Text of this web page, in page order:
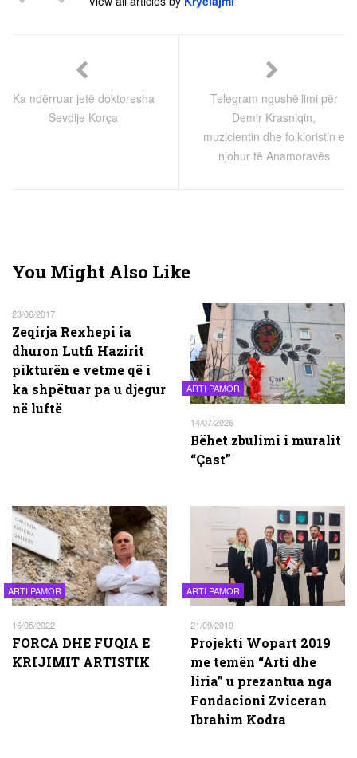
Ka ndërruar jetë doktoresha
Sevdije Korça
Telegram ngushëllimi për
Demir Krasniqin,
muzicientin dhe folkloristin e
njohur të Anamoravës
You Might Also Like
23/06/2017
Zeqirja Rexhepi ia
dhuron Lutfi Hazirit
pikturën e vetme që i
ka shpëtuar pa u djegur
në luftë
ARTI PAMOR
14/07/2026
Bëhet zbulimi i muralit
“Çast”
ARTI PAMOR
16/05/2022
FORCA DHE FUQIA E
KRIJIMIT ARTISTIK
ARTI PAMOR
21/09/2019
Projekti Wopart 2019
me temën “Arti dhe
liria” u prezantua nga
Fondacioni Zviceran
Ibrahim Kodra